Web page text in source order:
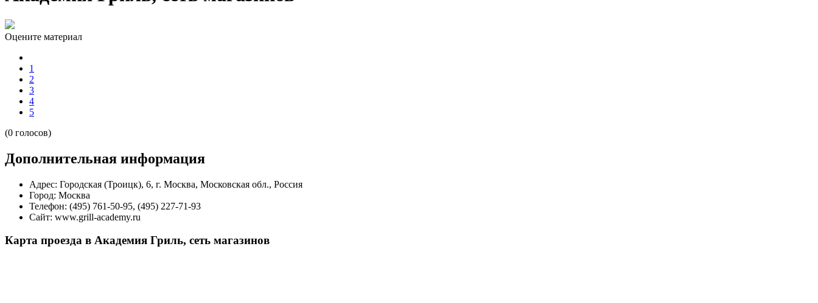
Оцените материал
1
2
3
4
5
(0 голосов)
Дополнительная информация
Адрес: Городская (Троицк), 6, г. Москва, Московская обл., Россия
Город: Москва
Телефон: (495) 761-50-95, (495) 227-71-93
Сайт: www.grill-academy.ru
Карта проезда в Академия Гриль, сеть магазинов